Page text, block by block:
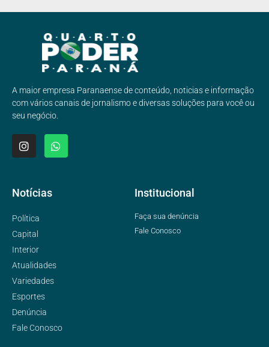
A maior empresa Paranaense de conteúdo, noticias e informação
com vários canais de jornalismo e diversas soluções para você ou
seu negócio.
Notícias
Política
Capital
Interior
Atualidades
Variedades
Esportes
Denúncia
Fale Conosco
Institucional
Faça sua denúncia
Fale Conosco